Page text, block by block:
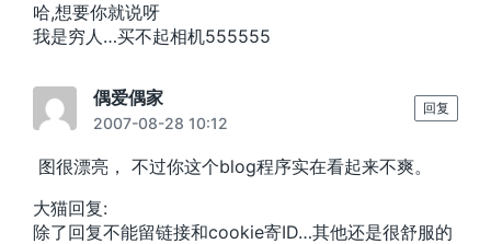
哈,想要你就说呀
我是穷人…买不起相机555555
偶爱偶家
2007-08-28 10:12
图很漂亮， 不过你这个blog程序实在看起来不爽。
大猫回复:
除了回复不能留链接和cookie寄ID…其他还是很舒服的
回复